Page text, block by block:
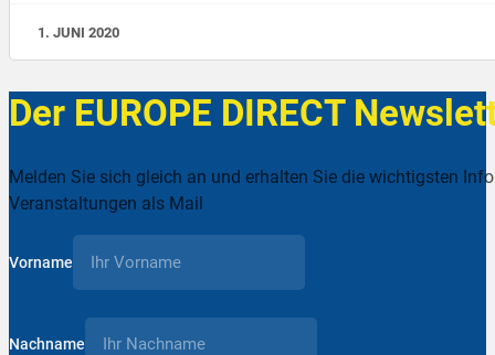
1. JUNI 2020
Der EUROPE DIRECT
Melden Sie sich gleich an und erhalten Sie die wichtigsten
Veranstaltungen als Mail
Vorname
Nachname